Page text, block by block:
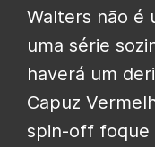
Walters não é
uma série
haverá um
Capuz
spin-off foque